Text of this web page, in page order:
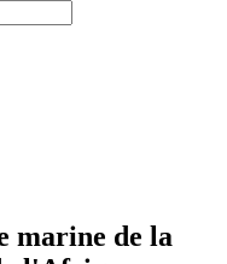
marine de la